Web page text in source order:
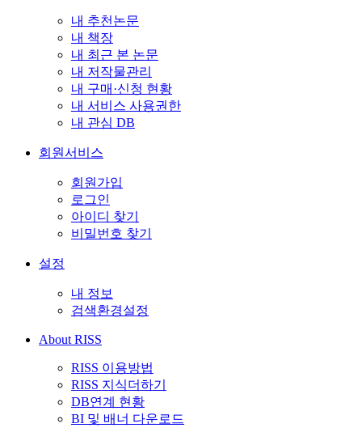
내 추천논문
내 책장
내 최근 본 논문
내 저작물관리
내 구매·신청 현황
내 서비스 사용권한
내 관심 DB
회원서비스
회원가입
로그인
아이디 찾기
비밀번호 찾기
설정
내 정보
검색환경설정
About RISS
RISS 이용방법
RISS 지식더하기
DB연계 현황
BI 및 배너 다운로드